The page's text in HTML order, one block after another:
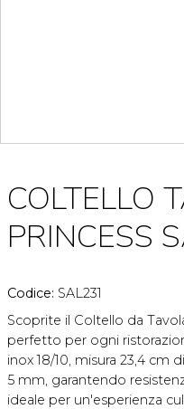
COLTELLO
PRINCESS
Codice: SAL231
Scoprite il Coltello da
perfetto per ogni
inox 18/10, misura 23,4 cm
5 mm, garantendo
ideale per un'esperienza